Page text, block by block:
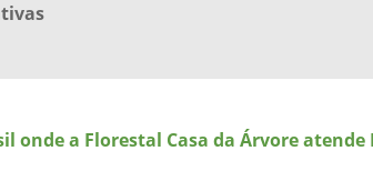
onde a Florestal Casa da Árvore